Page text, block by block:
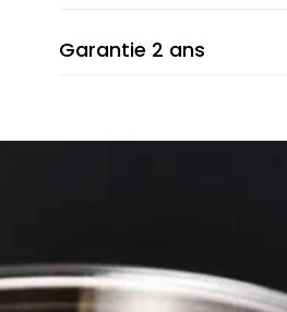
Garantie 2 ans